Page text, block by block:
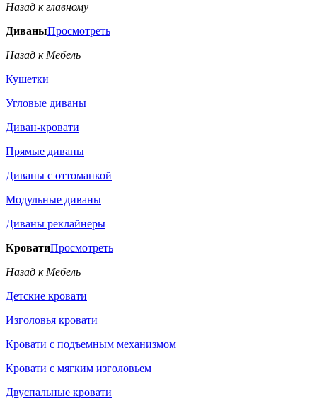
Назад к главному
ДиваныПросмотреть
Назад к Мебель
Кушетки
Угловые диваны
Диван-кровати
Прямые диваны
Диваны с оттоманкой
Модульные диваны
Диваны реклайнеры
КроватиПросмотреть
Назад к Мебель
Детские кровати
Изголовья кровати
Кровати с подъемным механизмом
Кровати с мягким изголовьем
Двуспальные кровати